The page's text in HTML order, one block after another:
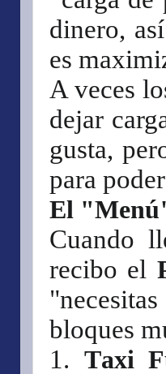
dinero,
es
A veces
dejar
gusta,
para
El
Cuando
recibo el
bloques
1. Taxi